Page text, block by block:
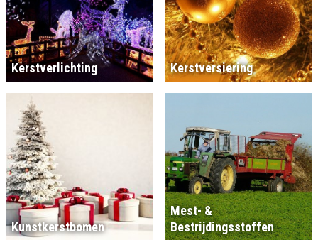
Kerstverlichting Kerstversiering
Kunstkerstbomen
Mest- &
Bestrijdingsstoffen